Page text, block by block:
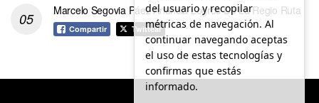
Marcelo Segovia Páez Anuncia Logros De La Regio Ruta
Compartir Twittear
del usuario y recopilar
métricas de navegación. Al
continuar navegando aceptas
el uso de estas tecnologías y
confirmas que estás
informado.